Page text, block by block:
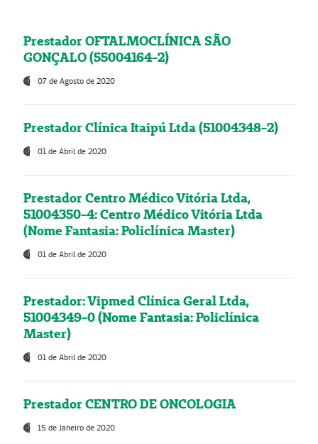
Prestador OFTALMOCLÍNICA SÃO
GONÇALO (55004164-2)
07 de Agosto de 2020
Prestador Clínica Itaipú Ltda (51004348-2)
01 de Abril de 2020
Prestador Centro Médico Vitória Ltda,
51004350-4: Centro Médico Vitória Ltda
(Nome Fantasia: Policlínica Master)
01 de Abril de 2020
Prestador: Vipmed Clínica Geral Ltda,
51004349-0 (Nome Fantasia: Policlínica
Master)
01 de Abril de 2020
Prestador CENTRO DE ONCOLOGIA
15 de Janeiro de 2020